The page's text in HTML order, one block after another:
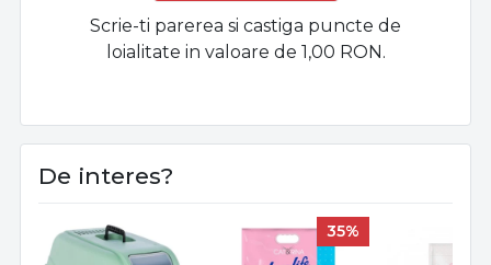
Scrie-ti parerea si castiga puncte de
loialitate in valoare de 1,00 RON.
De interes?
35%